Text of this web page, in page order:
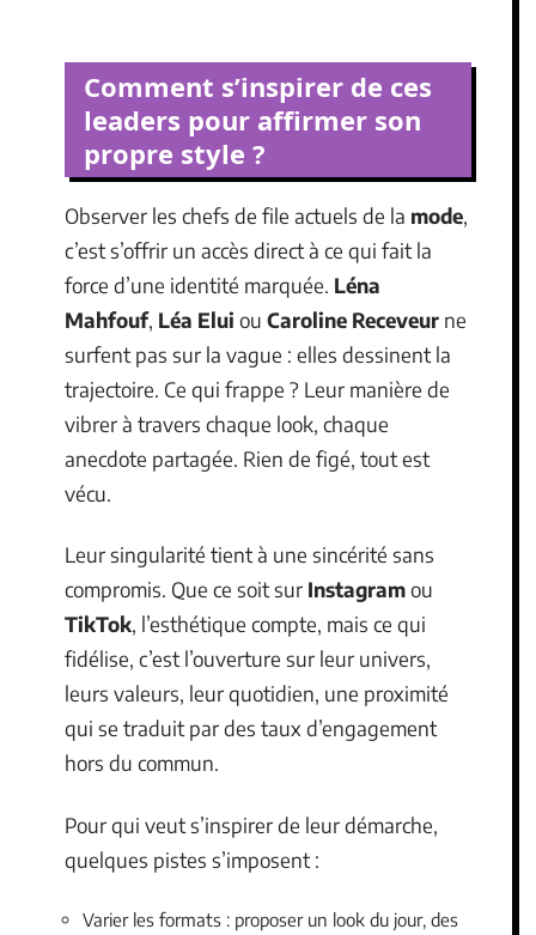
Comment s’inspirer de ces
leaders pour affirmer son
propre style ?
Observer les chefs de file actuels de la mode,
c’est s’offrir un accès direct à ce qui fait la
force d’une identité marquée. Léna
Mahfouf, Léa Elui ou Caroline Receveur ne
surfent pas sur la vague : elles dessinent la
trajectoire. Ce qui frappe ? Leur manière de
vibrer à travers chaque look, chaque
anecdote partagée. Rien de figé, tout est
vécu.
Leur singularité tient à une sincérité sans
compromis. Que ce soit sur Instagramou
TikTok, l’esthétique compte, mais ce qui
fidélise, c’est l’ouverture sur leur univers,
leurs valeurs, leur quotidien, une proximité
qui se traduit par des taux d’engagement
hors du commun.
Pour qui veut s’inspirer de leur démarche,
quelques pistes s’imposent :
Varier les formats : proposer un look du jour, des